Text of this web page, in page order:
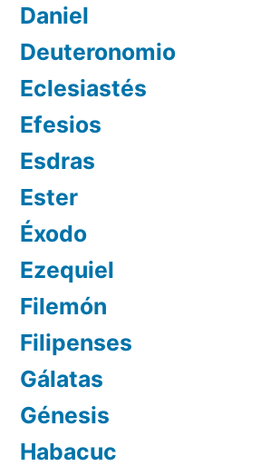
Daniel
Deuteronomio
Eclesiastés
Efesios
Esdras
Ester
Éxodo
Ezequiel
Filemón
Filipenses
Gálatas
Génesis
Habacuc